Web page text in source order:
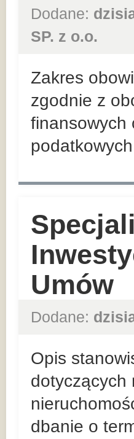
Dodane:
SP. z o.o.
Zakres
zgodnie z
finansowych
Umów
Dodane:
Opis
dotyczących
dbanie o